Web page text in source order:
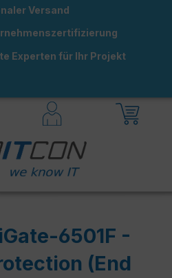
Versand
Experten für Ihr Projekt
6501F -
(End